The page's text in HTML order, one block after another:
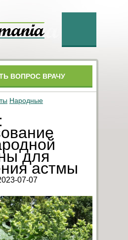
ВОПРОС ВРАЧУ
Народные
для
астмы
07-07